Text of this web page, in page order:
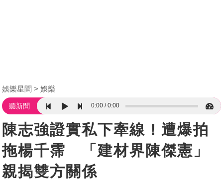
娛樂星聞 娛樂
聽新聞 0:00 0:00
陳志強證實私下牽線！遭爆拍
拖楊千霈 「建材界陳傑憲」
親揭雙方關係